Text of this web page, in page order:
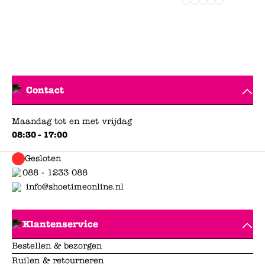
Contact
Maandag tot en met vrijdag
08:30 - 17:00
Gesloten
088 - 1233 088
info@shoetimeonline.nl
Klantenservice
Bestellen & bezorgen
Ruilen & retourneren